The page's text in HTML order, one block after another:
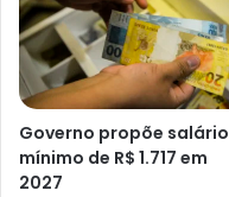
Governo propõe salário
mínimo de R$ 1.717 em
2027